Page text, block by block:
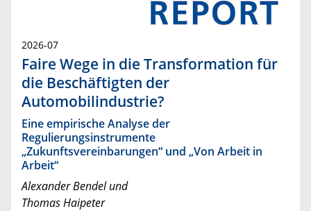
2026-07
Faire Wege in die Transformation für
die Beschäftigten der
Automobilindustrie?
Eine empirische Analyse der
Regulierungsinstrumente
„Zukunftsvereinbarungen“ und „Von Arbeit in
Arbeit“
Alexander Bendel und
Thomas Haipeter